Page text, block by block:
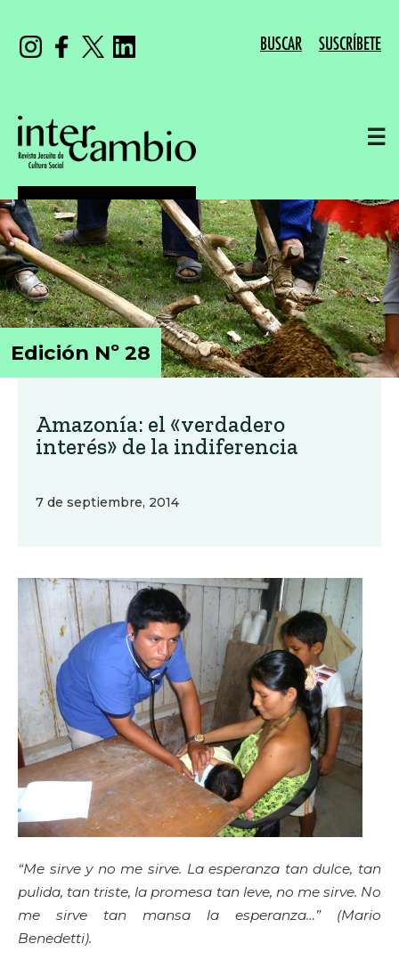
BUSCAR SUSCRÍBETE
☰
Edición Nº 28
Amazonía: el «verdadero
interés» de la indiferencia
7 de septiembre, 2014
“Me sirve y no me sirve. La esperanza tan dulce, tan
pulida, tan triste, la promesa tan leve, no me sirve. No
me sirve tan mansa la esperanza…” (Mario
Benedetti).